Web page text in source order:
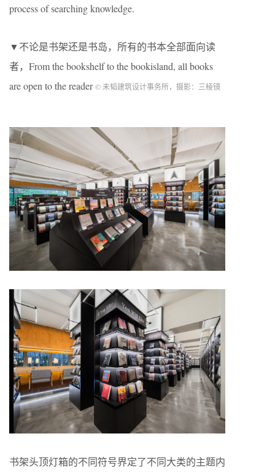
process of searching knowledge.
▼不论是书架还是书岛，所有的书本全部面向读
者，From the bookshelf to the bookisland, all books
are open to the reader© 未韬建筑设计事务所，摄影：三棱镜
书架头顶灯箱的不同符号界定了不同大类的主题内